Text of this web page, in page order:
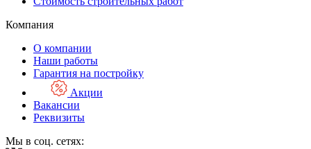
Компания
О компании
Наши работы
Гарантия на постройку
Акции
Вакансии
Реквизиты
Мы в соц. сетях: